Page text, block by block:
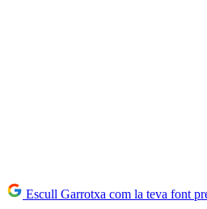
Escull Garrotxa com la teva font